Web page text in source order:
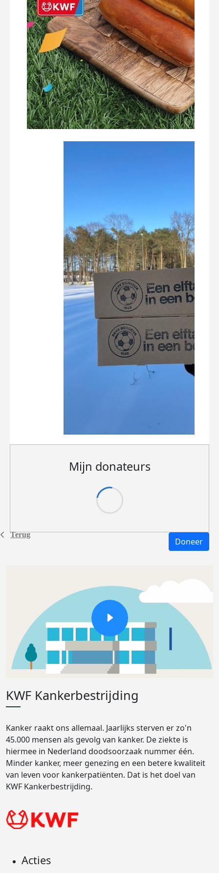
Terug
Mijn donateurs
Doneer
KWF Kankerbestrijding
Kanker raakt ons allemaal. Jaarlijks sterven er zo'n
45.000 mensen als gevolg van kanker. De ziekte is
hiermee in Nederland doodsoorzaak nummer één.
Minder kanker, meer genezing en een betere kwaliteit
van leven voor kankerpatiënten. Dat is het doel van
KWF Kankerbestrijding.
Acties